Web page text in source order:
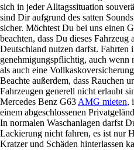
sich in jeder Alltagssituation
sind Dir aufgrund des satten
sicher. Möchtest Du bei uns einen
beachten, dass Du dieses
Deutschland nutzen darfst. Fahrten
genehmigungspflichtig, auch
als auch eine
Beachte außerdem, dass Rauchen
Fahrzeugen generell nicht erlaubt
Mercedes Benz G63 AMG mieten,
einem abgeschlossenen
In normalen Waschanlagen darfst
Lackierung nicht fahren, es ist nur
Kratzer und Schäden hinterlassen